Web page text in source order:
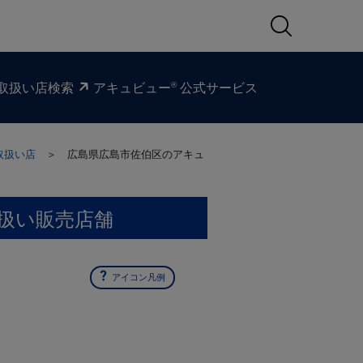
扱い​店検索 アキュビュー® 公式サービス
扱い店 ＞ 広島県広島市佐伯区のアキュ
い販売店舗
アイコン凡例